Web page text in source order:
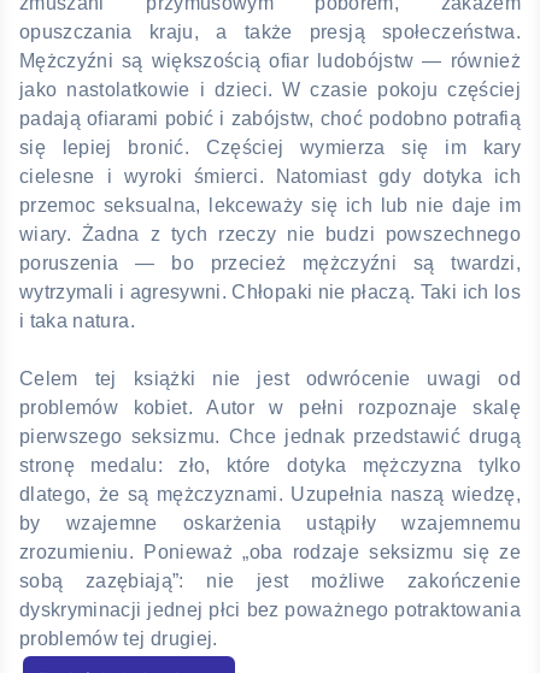
opuszczania kraju, a także presją społeczeństwa.
Mężczyźni są większością ofiar ludobójstw — również
jako nastolatkowie i dzieci. W czasie pokoju częściej
padają ofiarami pobić i zabójstw, choć podobno potrafią
się lepiej bronić. Częściej wymierza się im kary
cielesne i wyroki śmierci. Natomiast gdy dotyka ich
przemoc seksualna, lekceważy się ich lub nie daje im
wiary. Żadna z tych rzeczy nie budzi powszechnego
poruszenia — bo przecież mężczyźni są twardzi,
wytrzymali i agresywni. Chłopaki nie płaczą. Taki ich los
i taka natura.
Celem tej książki nie jest odwrócenie uwagi od
problemów kobiet. Autor w pełni rozpoznaje skalę
pierwszego seksizmu. Chce jednak przedstawić drugą
stronę medalu: zło, które dotyka mężczyzna tylko
dlatego, że są mężczyznami. Uzupełnia naszą wiedzę,
by wzajemne oskarżenia ustąpiły wzajemnemu
zrozumieniu. Ponieważ „oba rodzaje seksizmu się ze
sobą zazębiają”: nie jest możliwe zakończenie
dyskryminacji jednej płci bez poważnego potraktowania
problemów tej drugiej.